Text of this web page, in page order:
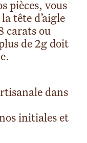
pièces, vous
tête d’aigle
carats ou
de 2g doit
dans
initiales et